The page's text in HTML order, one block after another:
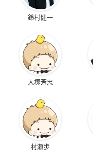
鈴村健一
大塚芳忠
村瀬歩